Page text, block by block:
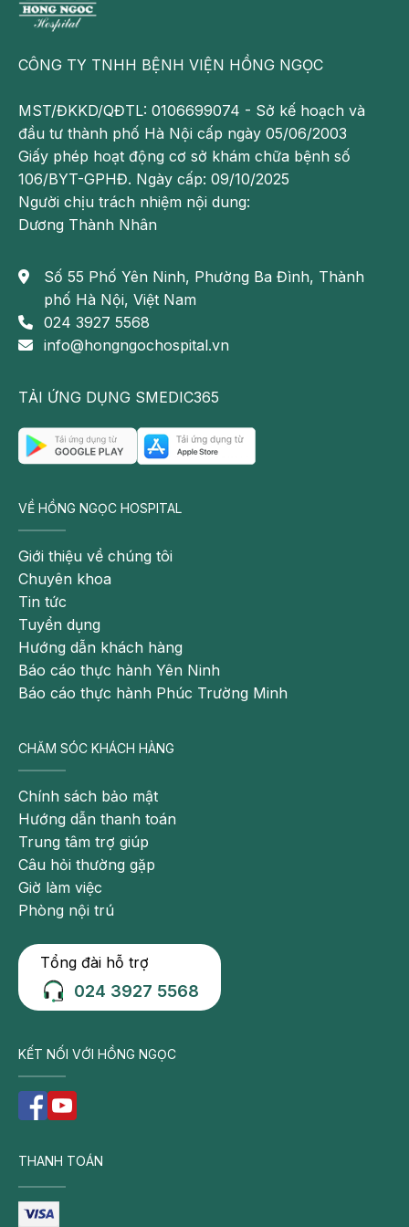
thân khi có nhu cầu mua thuốc điều trị bệnh.
TIỆN ÍCH DỊCH VỤ
Hồng Ngọc - Nguyễn Tuân, ngoài việc được hưởng
khám như: Khu vui chơi cho trẻ em được trang bị
màn hình tương tác, giúp các bé thoải mái vận động
và vui chơi sáng tạo. Bên cạnh đó, tại phòng khám
dạng các món ăn ngon. Đặc biệt, mỗi bệnh nhân đến
khám đều được 1 phiếu ăn buffet miễn phí tại nhà
CÔNG TY TNHH BỆNH VIỆN HỒNG NGỌC
MST/ĐKKD/QĐTL: 0106699074 - Sở kế hoạch và
đầu tư thành phố Hà Nội cấp ngày 05/06/2003
Giấy phép hoạt động cơ sở khám chữa bệnh số
106/BYT-GPHĐ. Ngày cấp: 09/10/2025
Người chịu trách nhiệm nội dung:
Dương Thành Nhân
Số 55 Phố Yên Ninh, Phường Ba Đình, Thành
phố Hà Nội, Việt Nam
024 3927 5568
info@hongngochospital.vn
TẢI ỨNG DỤNG SMEDIC365
VỀ HỒNG NGỌC HOSPITAL
Giới thiệu về chúng tôi
Chuyên khoa
Tin tức
Tuyển dụng
Hướng dẫn khách hàng
Báo cáo thực hành Yên Ninh
Báo cáo thực hành Phúc Trường Minh
CHĂM SÓC KHÁCH HÀNG
Chính sách bảo mật
Hướng dẫn thanh toán
Trung tâm trợ giúp
Câu hỏi thường gặp
Giờ làm việc
Phòng nội trú
Tổng đài hỗ trợ
024 3927 5568
KẾT NỐI VỚI HỒNG NGỌC
THANH TOÁN